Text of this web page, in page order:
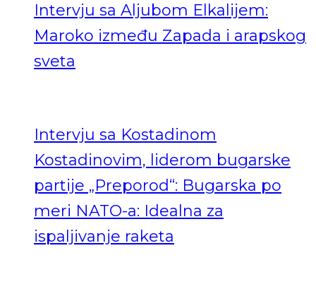
Intervju sa Aljubom Elkalijem:
Maroko između Zapada i arapskog
sveta
Intervju sa Kostadinom
Kostadinovim, liderom bugarske
partije „Preporod“: Bugarska po
meri NATO-a: Idealna za
ispaljivanje raketa